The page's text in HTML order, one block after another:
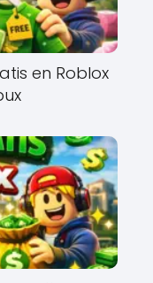
en Roblox